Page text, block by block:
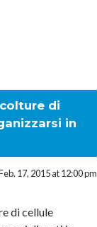
di
in
17, 2015 at 12:00 pm
di cellule